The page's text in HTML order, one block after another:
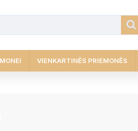
VIENKARTINĖS PRIEMONĖS